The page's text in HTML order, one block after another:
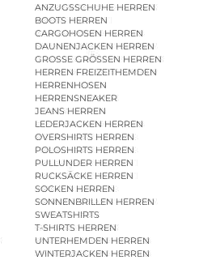
ANZUGSSCHUHE HERREN
BOOTS HERREN
CARGOHOSEN HERREN
DAUNENJACKEN HERREN
GROSSE GRÖSSEN HERREN
HERREN FREIZEITHEMDEN
HERRENHOSEN
HERRENSNEAKER
JEANS HERREN
LEDERJACKEN HERREN
OVERSHIRTS HERREN
POLOSHIRTS HERREN
PULLUNDER HERREN
RUCKSÄCKE HERREN
SOCKEN HERREN
SONNENBRILLEN HERREN
SWEATSHIRTS
T-SHIRTS HERREN
UNTERHEMDEN HERREN
WINTERJACKEN HERREN